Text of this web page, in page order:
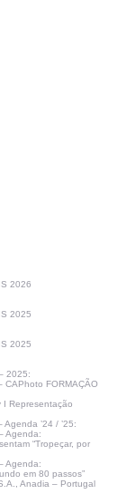
2026
2025
2025
2025:
CAPhoto FORMAÇÃO
I Representação
’24 / ’25:
Agenda:
“Tropeçar, por
Agenda:
em 80 passos”
Anadia – Portugal